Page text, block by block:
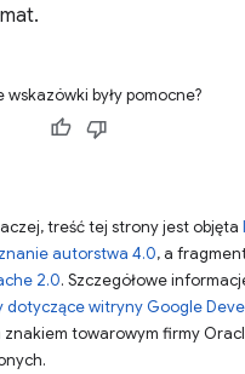
wskazówki były pomocne?
treść tej strony jest objęta
autorstwa 4.0, a
2.0. Szczegółowe
dotyczące witryny Google
towarowym firmy